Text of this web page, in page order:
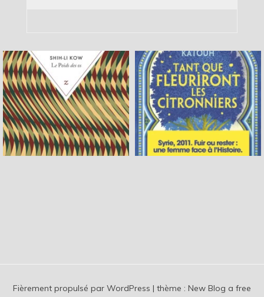
Fièrement propulsé par WordPress | thème : New Blog a free